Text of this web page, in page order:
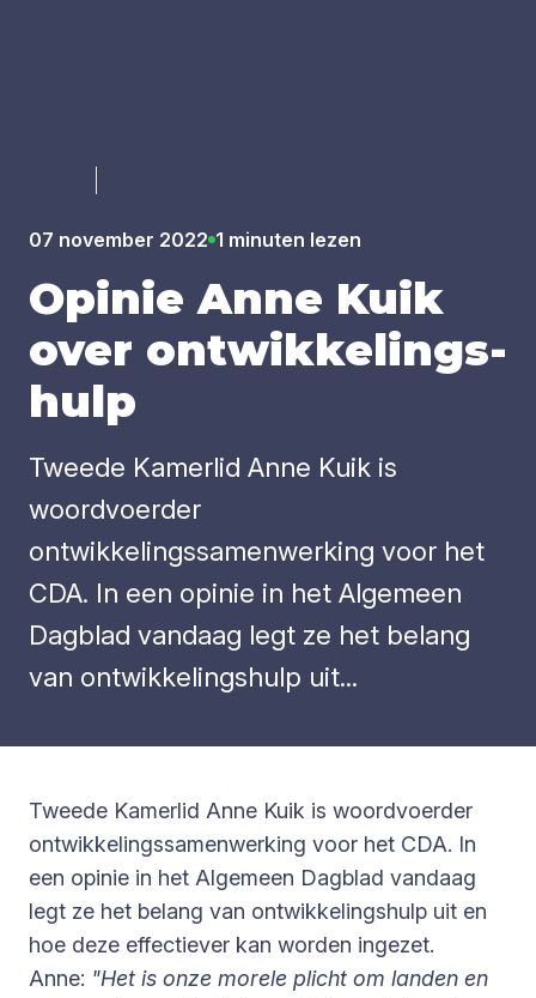
07 november 2022 1 minuten lezen
Opi­nie Anne Kuik
over ont­wik­ke­lings­
hulp
Tweede Kamerlid Anne Kuik is
woordvoerder
ontwikkelingssamenwerking voor het
CDA. In een opinie in het Algemeen
Dagblad vandaag legt ze het belang
van ontwikkelingshulp uit...
Tweede Kamerlid Anne Kuik is woordvoerder
ontwikkelingssamenwerking voor het CDA. In
een opinie in het Algemeen Dagblad vandaag
legt ze het belang van ontwikkelingshulp uit en
hoe deze effectiever kan worden ingezet.
Anne: "Het is onze morele plicht om landen en